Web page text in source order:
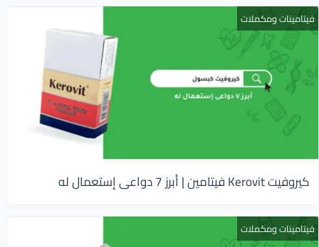
فيتامينات ومكملات
كيروفيت Kerovit فيتامين | أبرز 7 دواعى إستعمال له
فيتامينات ومكملات